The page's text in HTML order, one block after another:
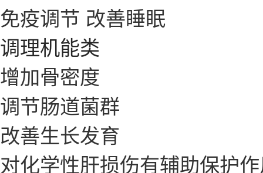
免疫调节 改善睡眠
调理机能类
增加骨密度
调节肠道菌群
改善生长发育
对化学性肝损伤有辅助保护